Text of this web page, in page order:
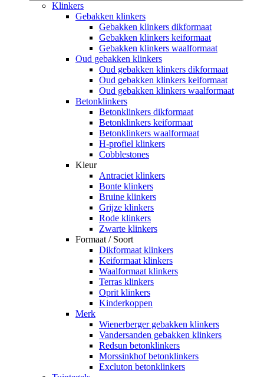
Klinkers
Gebakken klinkers
Gebakken klinkers dikformaat
Gebakken klinkers keiformaat
Gebakken klinkers waalformaat
Oud gebakken klinkers
Oud gebakken klinkers dikformaat
Oud gebakken klinkers keiformaat
Oud gebakken klinkers waalformaat
Betonklinkers
Betonklinkers dikformaat
Betonklinkers keiformaat
Betonklinkers waalformaat
H-profiel klinkers
Cobblestones
Kleur
Antraciet klinkers
Bonte klinkers
Bruine klinkers
Grijze klinkers
Rode klinkers
Zwarte klinkers
Formaat / Soort
Dikformaat klinkers
Keiformaat klinkers
Waalformaat klinkers
Terras klinkers
Oprit klinkers
Kinderkoppen
Merk
Wienerberger gebakken klinkers
Vandersanden gebakken klinkers
Redsun betonklinkers
Morssinkhof betonklinkers
Excluton betonklinkers